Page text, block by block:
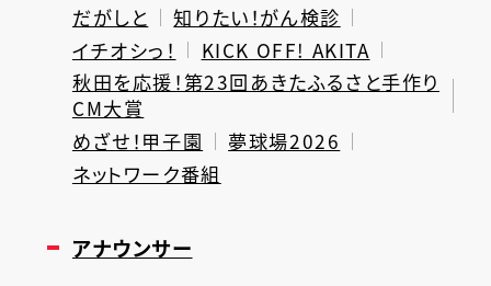
だがしと
知りたい！がん検診
イチオシっ！
KICK OFF! AKITA
秋田を応援！第23回あきたふるさと手作り
CM大賞
めざせ！甲子園
夢球場2026
ネットワーク番組
アナウンサー